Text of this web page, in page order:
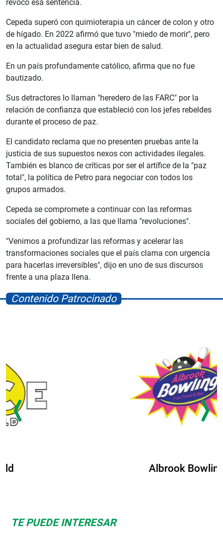
revocó esa sentencia.
Cepeda superó con quimioterapia un cáncer de colon y otro
de hígado. En 2022 afirmó que tuvo "miedo de morir", pero
en la actualidad asegura estar bien de salud.
En un país profundamente católico, afirma que no fue
bautizado.
Sus detractores lo llaman "heredero de las FARC" por la
relación de confianza que estableció con los jefes rebeldes
durante el proceso de paz.
El candidato reclama que no presenten pruebas ante la
justicia de sus supuestos nexos con actividades ilegales.
También es blanco de críticas por ser el artífice de la "paz
total", la política de Petro para negociar con todos los
grupos armados.
Cepeda se compromete a continuar con las reformas
sociales del gobierno, a las que llama "revoluciones".
"Venimos a profundizar las reformas y acelerar las
transformaciones sociales que el país clama con urgencia
para hacerlas irreversibles", dijo en uno de sus discursos
frente a una plaza llena.
Contenido Patrocinado
Space Playworld
TE PUEDE INTERESAR